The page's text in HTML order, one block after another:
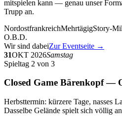
mitspielen kann — genau unser
Trupp an.
NordostfrankreichMehrtägigStory-
O.B.D.
Wir sind dabeiZur Eventseite →
31OKT 2026Samstag
Spieltag 2 von 3
Closed Game Bärenkopf —
Herbsttermin: kürzere Tage, nasses
Dasselbe Gelände spielt sich völlig